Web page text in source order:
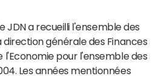
JDN a recueilli l'ensemble des
générale des Finances
l'Economie pour l'ensemble des
Les années mentionnées